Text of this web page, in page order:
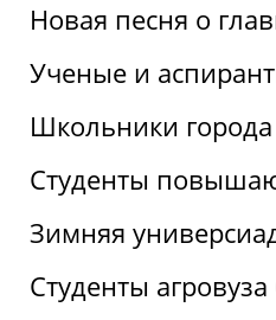
Новая песня о
Ученые и
Школьники
Студенты
Зимняя
Студенты